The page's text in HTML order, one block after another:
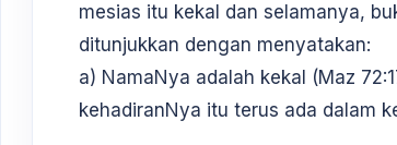
mesias itu kekal dan selamanya,
ditunjukkan dengan menyatakan:
a) NamaNya adalah kekal (Maz
kehadiranNya itu terus ada dalam